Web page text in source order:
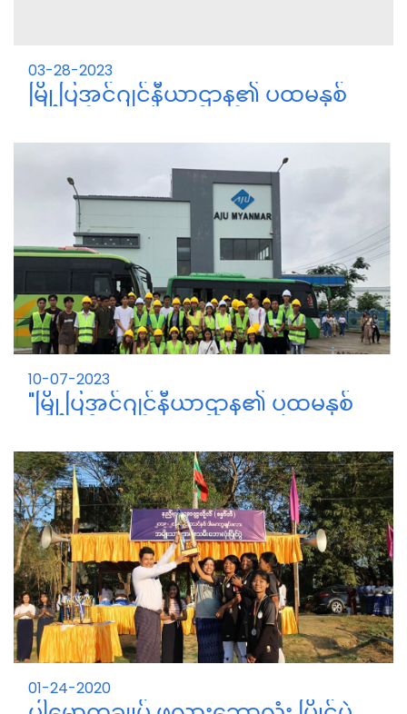
03-28-2023
မြို့ပြအင်ဂျင်နီယာဌာန၏ ပထမနှစ်
Industrial Trainingသွားရောက်
လေ့လာရေး မှတ်တမ်း
ကျောင်းသား/သူများနှင့် ကြီးကြပ်ဆရာမများ
28/3/2023 နေ့နှင့် 29/3/2023 နေ့တို့တွင် သွားရောက်
လေ့လာခဲ့ကြပါသည်။
10-07-2023
"မြို့ပြအင်ဂျင်နီယာဌာန၏ ပထမနှစ်
field Industrial Trainingသွားရောက်
လေ့လာရေး မှတ်တမ်း"
"မြို့ပြအင်ဂျင်နီယာဌာန၏ ပထမနှစ် နှင့် ဒုတိယနှစ်
ကျောင်းသား/သူများနှင့် ကြီးကြပ်ဆရာမများ
7/10/2023 နေ့နှင့် 8/10/2023 နေ့တို့တွင် သွားရောက်
လေ့လာခဲ့ကြပါသည်။"
01-24-2020